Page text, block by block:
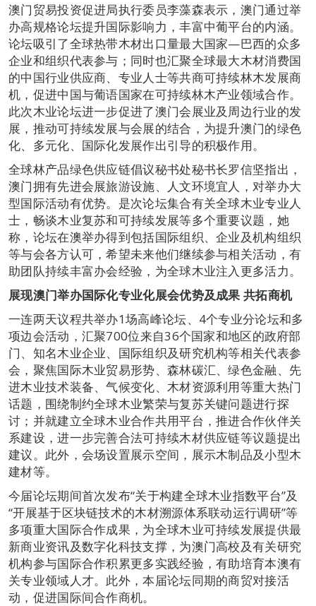
澳门贸易投资促进局执行委员李藻森表示，澳门通过举
办高规格论坛提升国际影响力，丰富中葡平台的内涵。
论坛吸引了全球热带木材出口量最大国家­—巴西的众多
企业和组织代表参与；同时也汇聚全球最大木材消费国
的中国行业供应商、专业人士等共商可持续林木发展商
机，促进中国与葡语国家在可持续林木产业领域合作。
此次木业论坛进一步促进了澳门会展业及周边行业的发
展，推动可持续发展与会展的结合，为提升澳门的绿色
化、多元化、国际化发展作出引导的积极作用。
全球林产品绿色供应链倡议秘书处秘书长罗信坚指出，
澳门拥有先进会展旅游设施、人文环境宜人，对举办大
型国际活动有优势。是次论坛集合有关全球木业专业人
士，畅谈木业复苏和可持续发展等多个重要议题，她
称，论坛在澳举办得到包括国际组织、企业及机构组织
等与会各方认可，希望未来他们继续参与相关活动，有
助团队持续丰富办会经验，为全球木业注入更多活力。
展现澳门举办国际化专业化展会优势及成果 共拓商机
一连两天议程共举办1场高峰论坛、4个专业分论坛和多
项边会活动，汇聚700位来自36个国家和地区的政府部
门、知名木业企业、国际组织及研究机构等相关代表参
会，聚焦国际木业贸易形势、森林碳汇、绿色金融、先
进木业技术装备、气候变化、木材资源利用等重大热门
话题，围绕制约全球木业繁荣与复苏关键问题进行探
讨；并就建立全球木业合作共用平台，推进合作伙伴关
系建设，进一步完善合法可持续木材供应链等议题提出
建议。此外，会场设置展示空间，展示木制品及小型木
建材等。
今届论坛期间首次发布“关于构建全球木业指数平台”及
“开展基于区块链技术的木材溯源体系联动运行调研”等
多项重大国际合作成果，为全球木业可持续发展提供最
新商业资讯及数字化科技支撑，为澳门高校及有关研究
机构参与国际合作积累更多实践经验，有助培育本澳有
关专业领域人才。此外，本届论坛同期的商贸对接活
动，促进国际间合作商机。